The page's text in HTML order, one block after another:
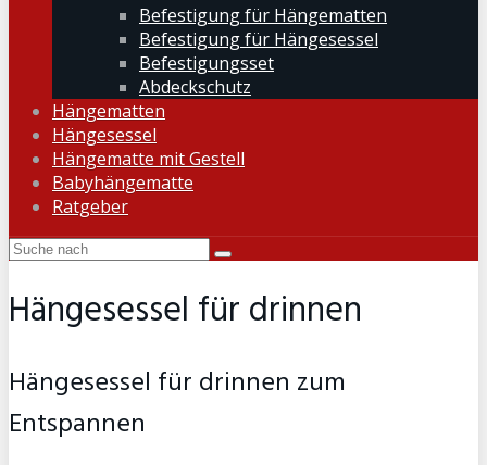
Befestigung für Hängematten
Befestigung für Hängesessel
Befestigungsset
Abdeckschutz
Hängematten
Hängesessel
Hängematte mit Gestell
Babyhängematte
Ratgeber
Hängesessel für drinnen
Hängesessel für drinnen zum
Entspannen